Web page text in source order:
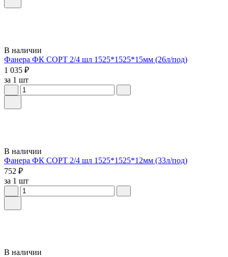
В наличии
Фанера ФК СОРТ 2/4 шл 1525*1525*15мм (26л/под)
1 035 ₽
за 1 шт
В наличии
Фанера ФК СОРТ 2/4 шл 1525*1525*12мм (33л/под)
752 ₽
за 1 шт
В наличии